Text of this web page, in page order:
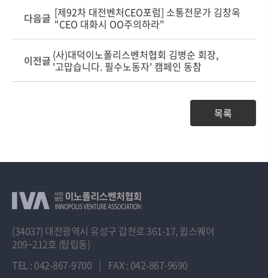
다음글 [제92차 대전벤처CEO포럼] 소통전문가 김창옥
"CEO 대화시 OO주의하라"
이전글 (사)대덕이노폴리스벤처협회 김병순 회장,
'고맙습니다. 필수노동자' 캠페인 동참
목록
(34037) 대전광역시 유성구 갑천로 361-17, 윕스퀘어
209~212호 (탑립동)
TEL : 042-867-9700 | FAX : 042-867-9690